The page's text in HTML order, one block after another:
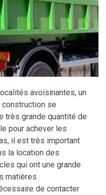
avoisinantes, un
construction se
très grande quantité de
pour achever les
il est très important
la location des
qui ont une grande
matières
de contacter